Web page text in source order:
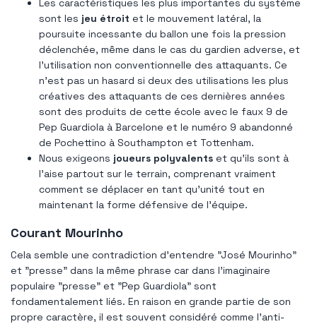
Les caractéristiques les plus importantes du système
sont les jeu étroit et le mouvement latéral, la
poursuite incessante du ballon une fois la pression
déclenchée, même dans le cas du gardien adverse, et
l'utilisation non conventionnelle des attaquants. Ce
n'est pas un hasard si deux des utilisations les plus
créatives des attaquants de ces dernières années
sont des produits de cette école avec le faux 9 de
Pep Guardiola à Barcelone et le numéro 9 abandonné
de Pochettino à Southampton et Tottenham.
Nous exigeons joueurs polyvalents et qu'ils sont à
l'aise partout sur le terrain, comprenant vraiment
comment se déplacer en tant qu'unité tout en
maintenant la forme défensive de l'équipe.
Courant Mourinho
Cela semble une contradiction d'entendre "José Mourinho"
et "presse" dans la même phrase car dans l'imaginaire
populaire "presse" et "Pep Guardiola" sont
fondamentalement liés. En raison en grande partie de son
propre caractère, il est souvent considéré comme l'anti-